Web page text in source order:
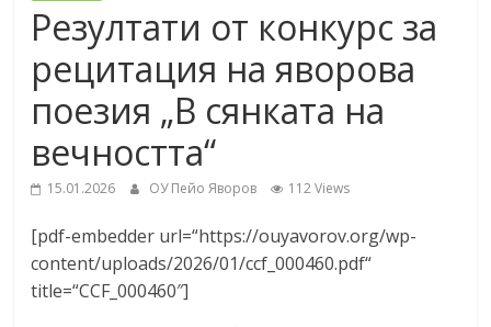
Резултати от конкурс за
рецитация на яворова
поезия „В сянката на
вечността“
15.01.2026 ОУ Пейо Яворов 112 Views
[pdf-embedder url=“https://ouyavorov.org/wp-
content/uploads/2026/01/ccf_000460.pdf“
title=“CCF_000460″]